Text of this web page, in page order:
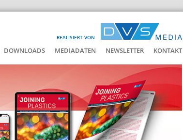
REALISIERT VON
DOWNLOADS MEDIADATEN NEWSLETTER KONTAKT